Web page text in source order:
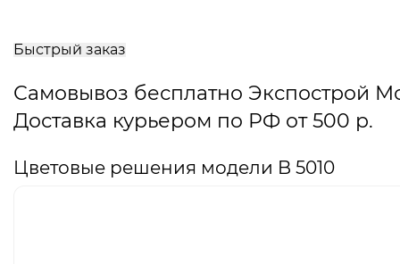
Быстрый заказ
Самовывоз бесплатно Экспострой
Доставка курьером по РФ от 500 р.
Цветовые решения модели B 5010